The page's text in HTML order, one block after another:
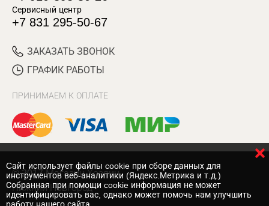
Сервисный центр
+7 831 295-50-67
ЗАКАЗАТЬ ЗВОНОК
ГРАФИК РАБОТЫ
ПРИНИМАЕМ К ОПЛАТЕ
© 2017 Магазин Хозяин
Нижний Новгород
Cайт использует файлы cookie при сборе данных для
инструментов веб-аналитики (Яндекс.Метрика и т.д.)
Собранная при помощи cookie информация не может
идентифицировать вас, однако может помочь нам улучшить